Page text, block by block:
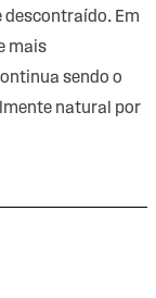
descontraído. Em
mais
sendo o
natural por